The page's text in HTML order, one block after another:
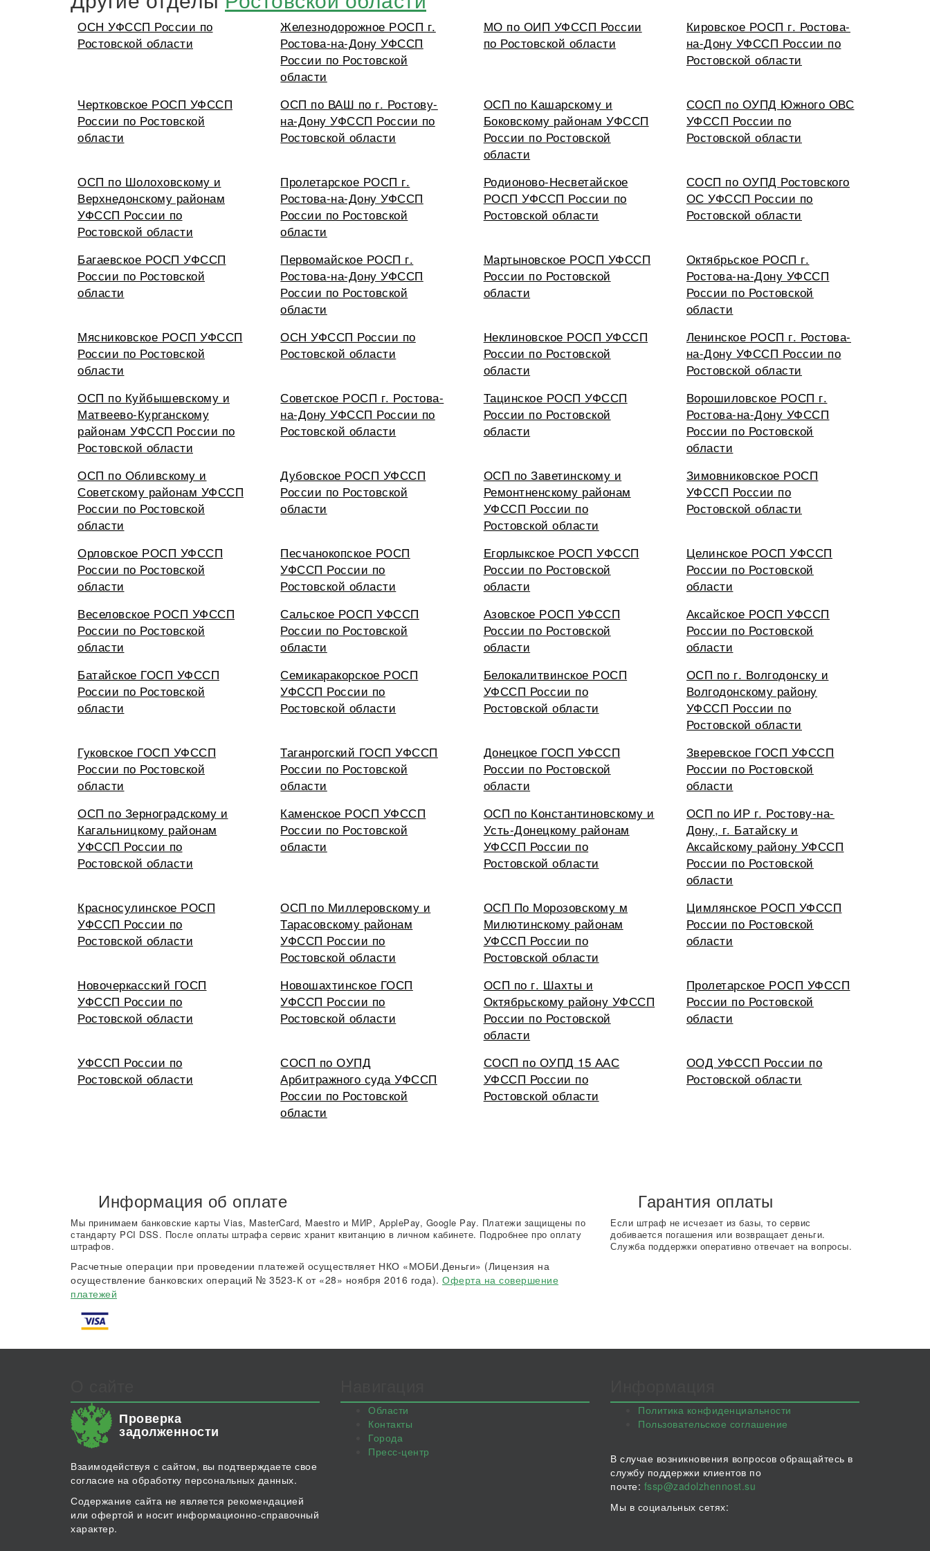
ОСН УФССП России по
Ростовской области
Железнодорожное РОСП г.
Ростова-на-Дону УФССП
России по Ростовской
области
МО по ОИП УФССП России
по Ростовской области
Кировское РОСП г. Ростова-
на-Дону УФССП России по
Ростовской области
Чертковское РОСП УФССП
России по Ростовской
области
ОСП по ВАШ по г. Ростову-
на-Дону УФССП России по
Ростовской области
ОСП по Кашарскому и
Боковскому районам УФССП
России по Ростовской
области
СОСП по ОУПД Южного ОВС
УФССП России по
Ростовской области
ОСП по Шолоховскому и
Верхнедонскому районам
УФССП России по
Ростовской области
Пролетарское РОСП г.
Ростова-на-Дону УФССП
России по Ростовской
области
Родионово-Несветайское
РОСП УФССП России по
Ростовской области
СОСП по ОУПД Ростовского
ОС УФССП России по
Ростовской области
Багаевское РОСП УФССП
России по Ростовской
области
Первомайское РОСП г.
Ростова-на-Дону УФССП
России по Ростовской
области
Мартыновское РОСП УФССП
России по Ростовской
области
Октябрьское РОСП г.
Ростова-на-Дону УФССП
России по Ростовской
области
Мясниковское РОСП УФССП
России по Ростовской
области
ОСН УФССП России по
Ростовской области
Неклиновское РОСП УФССП
России по Ростовской
области
Ленинское РОСП г. Ростова-
на-Дону УФССП России по
Ростовской области
ОСП по Куйбышевскому и
Матвеево-Курганскому
районам УФССП России по
Ростовской области
Советское РОСП г. Ростова-
на-Дону УФССП России по
Ростовской области
Тацинское РОСП УФССП
России по Ростовской
области
Ворошиловское РОСП г.
Ростова-на-Дону УФССП
России по Ростовской
области
ОСП по Обливскому и
Советскому районам УФССП
России по Ростовской
области
Дубовское РОСП УФССП
России по Ростовской
области
ОСП по Заветинскому и
Ремонтненскому районам
УФССП России по
Ростовской области
Зимовниковское РОСП
УФССП России по
Ростовской области
Орловское РОСП УФССП
России по Ростовской
области
Песчанокопское РОСП
УФССП России по
Ростовской области
Егорлыкское РОСП УФССП
России по Ростовской
области
Целинское РОСП УФССП
России по Ростовской
области
Веселовское РОСП УФССП
России по Ростовской
области
Сальское РОСП УФССП
России по Ростовской
области
Азовское РОСП УФССП
России по Ростовской
области
Аксайское РОСП УФССП
России по Ростовской
области
Батайское ГОСП УФССП
России по Ростовской
области
Семикаракорское РОСП
УФССП России по
Ростовской области
Белокалитвинское РОСП
УФССП России по
Ростовской области
ОСП по г. Волгодонску и
Волгодонскому району
УФССП России по
Ростовской области
Гуковское ГОСП УФССП
России по Ростовской
области
Таганрогский ГОСП УФССП
России по Ростовской
области
Донецкое ГОСП УФССП
России по Ростовской
области
Зверевское ГОСП УФССП
России по Ростовской
области
ОСП по Зерноградскому и
Кагальницкому районам
УФССП России по
Ростовской области
Каменское РОСП УФССП
России по Ростовской
области
ОСП по Константиновскому и
Усть-Донецкому районам
УФССП России по
Ростовской области
ОСП по ИР г. Ростову-на-
Дону, г. Батайску и
Аксайскому району УФССП
России по Ростовской
области
Красносулинское РОСП
УФССП России по
Ростовской области
ОСП по Миллеровскому и
Тарасовскому районам
УФССП России по
Ростовской области
ОСП По Морозовскому м
Милютинскому районам
УФССП России по
Ростовской области
Цимлянское РОСП УФССП
России по Ростовской
области
Новочеркасский ГОСП
УФССП России по
Ростовской области
Новошахтинское ГОСП
УФССП России по
Ростовской области
ОСП по г. Шахты и
Октябрьскому району УФССП
России по Ростовской
области
Пролетарское РОСП УФССП
России по Ростовской
области
УФССП России по
Ростовской области
СОСП по ОУПД
Арбитражного суда УФССП
России по Ростовской
области
СОСП по ОУПД 15 ААС
УФССП России по
Ростовской области
ООД УФССП России по
Ростовской области
Информация об оплате
Мы принимаем банковские карты Vias, MasterCard, Maestro и МИР, ApplePay, Google Pay. Платежи защищены по
стандарту PCI DSS. После оплаты штрафа сервис хранит квитанцию в личном кабинете. Подробнее про оплату
штрафов.
Расчетные операции при проведении платежей осуществляет НКО «МОБИ.Деньги» (Лицензия на
осуществление банковских операций № 3523-К от «28» ноября 2016 года). Оферта на совершение
платежей
Гарантия оплаты
Если штраф не исчезает из базы, то сервис
добивается погашения или возвращает деньги.
Служба поддержки оперативно отвечает на вопросы.
Проверка
задолженности
Взаимодействуя с сайтом, вы подтверждаете свое
согласие на обработку персональных данных.
Содержание сайта не является рекомендацией
или офертой и носит информационно-справочный
характер.
Области
Контакты
Города
Пресс-центр
Политика конфиденциальности
Пользовательское соглашение
В случае возникновения вопросов обращайтесь в
службу поддержки клиентов по
почте: fssp@zadolzhennost.su
Мы в социальных сетях: